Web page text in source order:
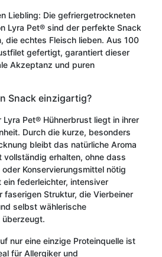
Liebling: Die gefriergetrockneten
Lyra Pet® sind der perfekte Snack
die echtes Fleisch lieben. Aus 100
gefertigt, garantiert dieser
Akzeptanz und puren
Snack einzigartig?
Lyra Pet® Hühnerbrust liegt in ihrer
Durch die kurze, besonders
bleibt das natürliche Aroma
erhalten, ohne dass
Konservierungsmittel nötig
federleichter, intensiver
faserigen Struktur, die Vierbeiner
selbst wählerische
überzeugt.
nur eine einzige Proteinquelle ist
für Allergiker und